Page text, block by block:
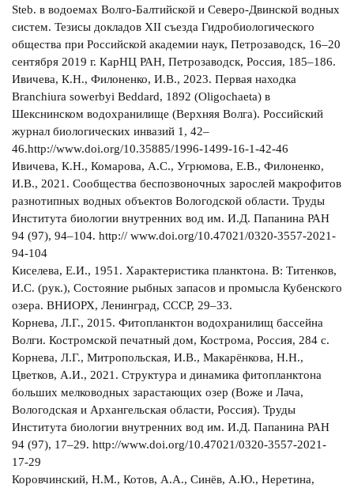
Steb. в водоемах Волго-Балтийской и Северо-Двинской водных
систем. Тезисы докладов XII съезда Гидробиологического
общества при Российской академии наук, Петрозаводск, 16–20
сентября 2019 г. КарНЦ РАН, Петрозаводск, Россия, 185–186.
Ивичева, К.Н., Филоненко, И.В., 2023. Первая находка
Branchiura sowerbyi Beddard, 1892 (Oligochaeta) в
Шекснинском водохранилище (Верхняя Волга). Российский
журнал биологических инвазий 1, 42–
46.http://www.doi.org/10.35885/1996-1499-16-1-42-46
Ивичева, К.Н., Комарова, А.С., Угрюмова, Е.В., Филоненко,
И.В., 2021. Сообщества беспозвоночных зарослей макрофитов
разнотипных водных объектов Вологодской области. Труды
Института биологии внутренних вод им. И.Д. Папанина РАН
94 (97), 94–104. http:// www.doi.org/10.47021/0320-3557-2021-
94-104
Киселева, Е.И., 1951. Характеристика планктона. В: Титенков,
И.С. (рук.), Состояние рыбных запасов и промысла Кубенского
озера. ВНИОРХ, Ленинград, СССР, 29–33.
Корнева, Л.Г., 2015. Фитопланктон водохранилищ бассейна
Волги. Костромской печатный дом, Кострома, Россия, 284 с.
Корнева, Л.Г., Митропольская, И.В., Макарёнкова, Н.Н.,
Цветков, А.И., 2021. Структура и динамика фитопланктона
больших мелководных зарастающих озер (Воже и Лача,
Вологодская и Архангельская области, Россия). Труды
Института биологии внутренних вод им. И.Д. Папанина РАН
94 (97), 17–29. http://www.doi.org/10.47021/0320-3557-2021-
17-29
Коровчинский, Н.М., Котов, А.А., Синёв, А.Ю., Неретина,